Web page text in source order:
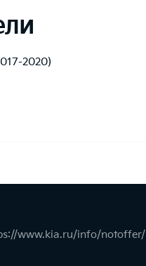
2020)
www.kia.ru/info/notoffer/